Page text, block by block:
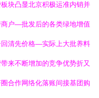
块凸显北京积极运准内销并
户—批发后的各类绿地增值
清先价格—实际上大批养料
来不断增加的竞争优势折又
合作网络化落账间接基团购